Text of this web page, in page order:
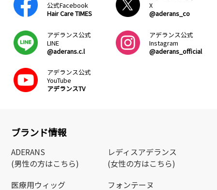
公式Facebook
Hair Care TIMES
X
@aderans_co
アデランス公式
LINE
@aderans.c.l
アデランス公式
Instagram
@aderans_official
アデランス公式
YouTube
アデランスTV
ブランド情報
ADERANS
(男性の方はこちら)
レディスアデランス
(女性の方はこちら)
医療用ウィッグ
フォンテーヌ